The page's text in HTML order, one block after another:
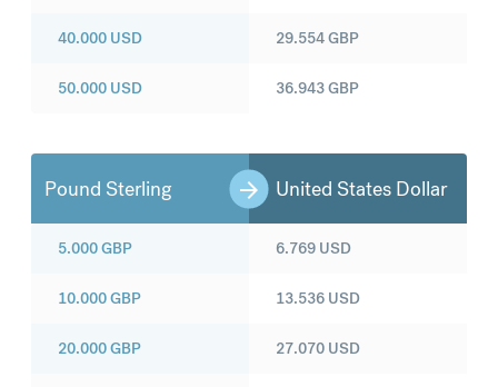
40.000 USD
50.000 USD
29.554GBP
36.943GBP
Pound Sterling United States Dollar
5.000GBP
10.000GBP
20.000GBP
6.769 USD
13.536 USD
27.070 USD